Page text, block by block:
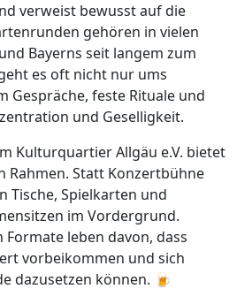
verweist bewusst auf die
gehören in vielen
Bayerns seit langem zum
es oft nicht nur ums
Gespräche, feste Rituale und
und Geselligkeit.
Kulturquartier Allgäu e.V. bietet
Rahmen. Statt Konzertbühne
Tische, Spielkarten und
im Vordergrund.
leben davon, dass
vorbeikommen und sich
dazusetzen können. 🍺